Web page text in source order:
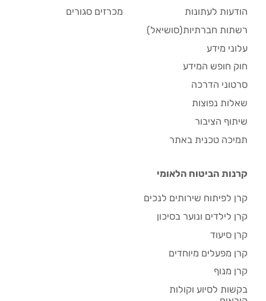
הודעות לעתונות
רשתות חברתיות(סושיאל)
עלוני מידע
חוק חופש המידע
סרטוני הדרכה
שאלות נפוצות
שיתוף הציבור
תמיכה טכנית באתר
מכרזים סגורים
קרנות הביטוח הלאומי
קרן לפיתוח שירותים לנכים
קרן לילדים ונוער בסיכון
קרן סיעוד
קרן מפעלים מיוחדים
קרן מנוף
בקשות לסיוע וקולות